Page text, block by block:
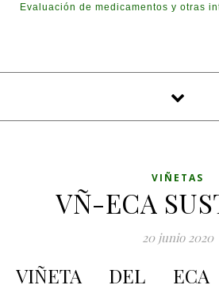
Evaluación de medicamentos y otras
VIÑETAS
VÑ-ECA
20 junio 2020
VIÑETA DEL ECA